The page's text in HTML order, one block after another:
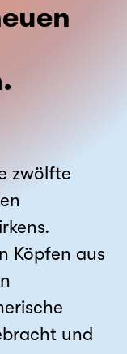
zwölfte
Köpfen aus
und